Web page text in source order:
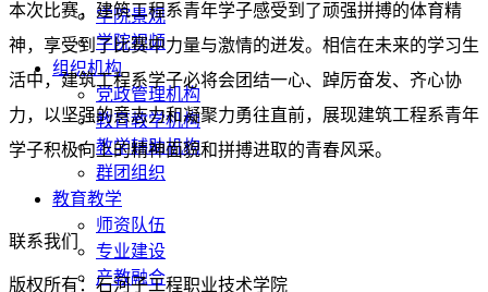
学院景观
学院视频
组织机构
党政管理机构
教育教学机构
教学辅助机构
群团组织
教育教学
师资队伍
专业建设
产教融合
本次比赛，建筑工程系青年学子感受到了顽强拼搏的体育精
神，享受到了比赛中力量与激情的迸发。相信在未来的学习生
活中，建筑工程系学子必将会团结一心、踔厉奋发、齐心协
力，以坚强的意志力和凝聚力勇往直前，展现建筑工程系青年
学子积极向上的精神面貌和拼搏进取的青春风采。
联系我们
版权所有：石河子工程职业技术学院